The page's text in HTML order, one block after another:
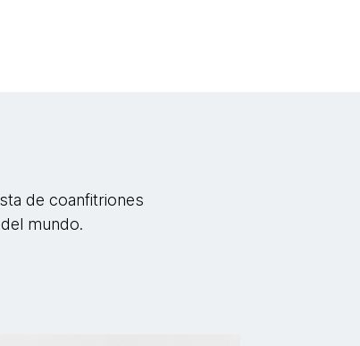
de coanfitriones
mundo.